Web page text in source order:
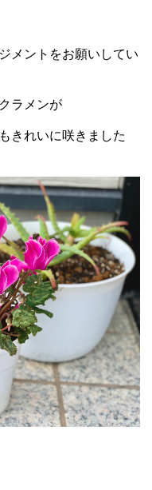
メントをお願いしてい
ラメンが
きれいに咲きました